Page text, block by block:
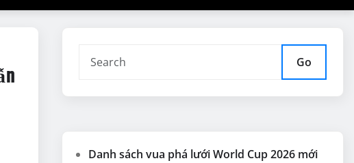
Go
Danh sách vua phá lưới World Cup 2026 mới